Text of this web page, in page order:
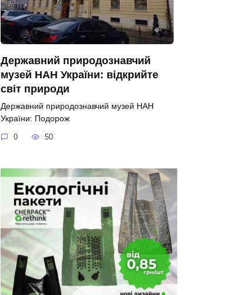
Державний природознавчий
музей НАН України: відкрийте
світ природи
Державний природознавчий музей НАН
України: Подорож
0 50